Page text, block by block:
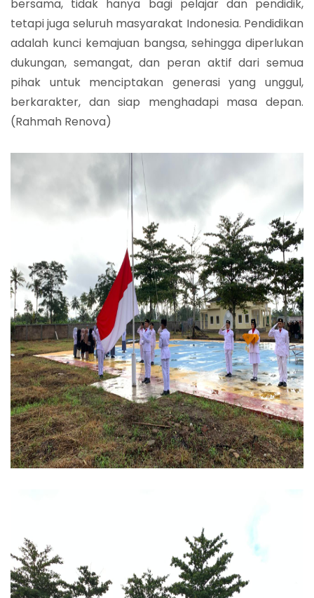
bersama, tidak hanya bagi pelajar dan pendidik,
tetapi juga seluruh masyarakat Indonesia. Pendidikan
adalah kunci kemajuan bangsa, sehingga diperlukan
dukungan, semangat, dan peran aktif dari semua
pihak untuk menciptakan generasi yang unggul,
berkarakter, dan siap menghadapi masa depan.
(Rahmah Renova)